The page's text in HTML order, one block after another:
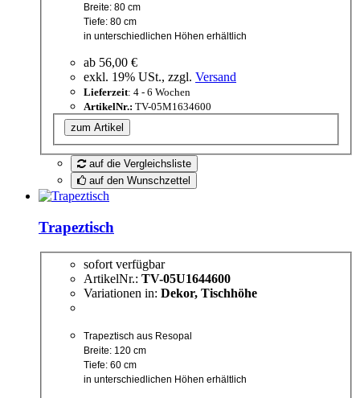
Breite: 80 cm
Tiefe: 80 cm
in unterschiedlichen Höhen erhältlich
ab 56,00 €
exkl. 19% USt., zzgl. Versand
Lieferzeit: 4 - 6 Wochen
ArtikelNr.: TV-05M1634600
zum Artikel
auf die Vergleichsliste
auf den Wunschzettel
Trapeztisch
sofort verfügbar
ArtikelNr.: TV-05U1644600
Variationen in: Dekor, Tischhöhe
Trapeztisch aus Resopal
Breite: 120 cm
Tiefe: 60 cm
in unterschiedlichen Höhen erhältlich